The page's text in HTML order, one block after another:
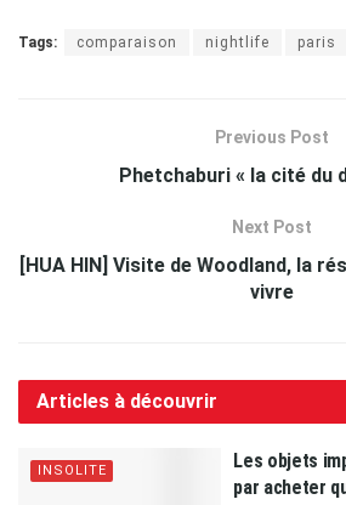
Tags: comparaison nightlife paris
Previous Post
Phetchaburi « la cité du
Next Post
[HUA HIN] Visite de Woodland, la
vivre
Articles à découvrir
INSOLITE
Les objets
par acheter